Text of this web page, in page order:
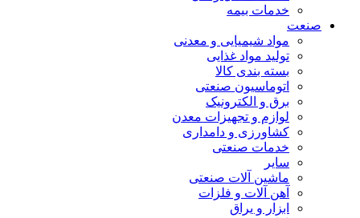
خدمات بیمه
صنعت
مواد شیمیایی و معدنی
تولید مواد غذایی
بسته بندی کالا
اتوماسیون صنعتی
برق و الکترونیک
لوازم و تجهیزات معدن
کشاورزی و دامداری
خدمات صنعتی
سایر
ماشین آلات صنعتی
آهن آلات و فلزات
ابزار و یراق